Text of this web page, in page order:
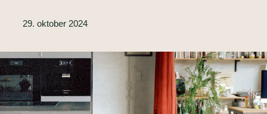
29. oktober 2024